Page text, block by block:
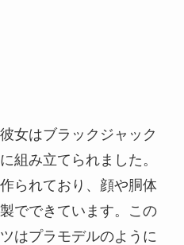
女はブラックジャック
組み立てられました。
られており、顔や胴体
でできています。この
はプラモデルのように